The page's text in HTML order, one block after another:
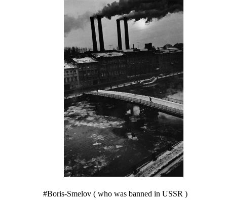
#Boris-Smelov ( who was banned in USSR )